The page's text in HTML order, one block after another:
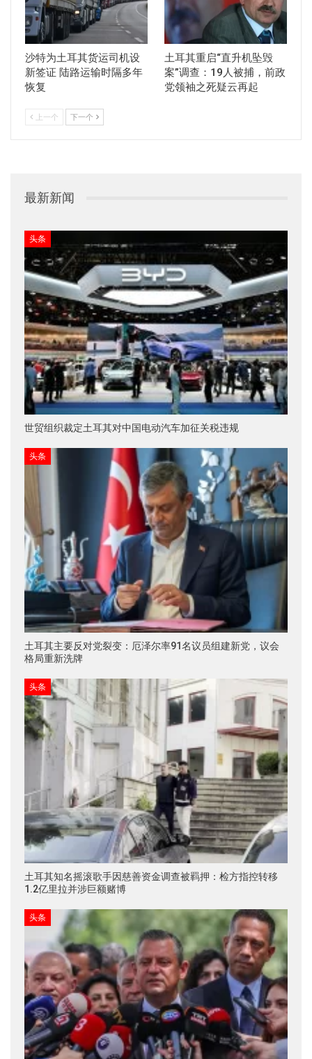
沙特为土耳其货运司机设
新签证 陆路运输时隔多年
恢复
土耳其重启“直升机坠毁
案”调查：19人被捕，前政
党领袖之死疑云再起
上一个 下一个
最新新闻
头条
世贸组织裁定土耳其对中国电动汽车加征关税违规
头条
土耳其主要反对党裂变：厄泽尔率91名议员组建新党，议会
格局重新洗牌
头条
土耳其知名摇滚歌手因慈善资金调查被羁押：检方指控转移
1.2亿里拉并涉巨额赌博
头条